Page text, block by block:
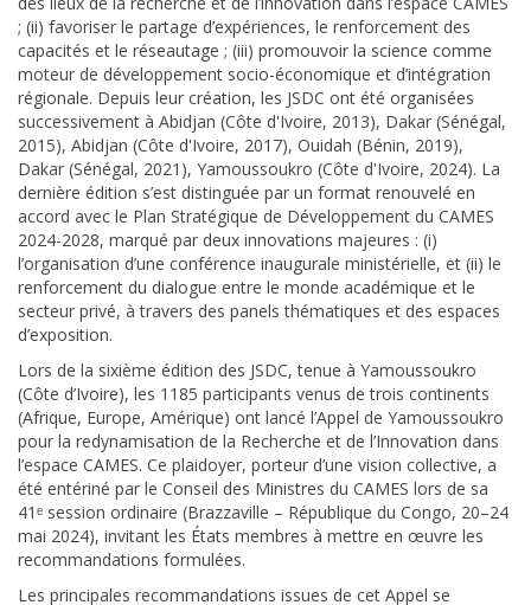
; (ii) favoriser le partage d’expériences, le renforcement des
capacités et le réseautage ; (iii) promouvoir la science comme
moteur de développement socio-économique et d’intégration
régionale. Depuis leur création, les JSDC ont été organisées
successivement à Abidjan (Côte d'Ivoire, 2013), Dakar (Sénégal,
2015), Abidjan (Côte d'Ivoire, 2017), Ouidah (Bénin, 2019),
Dakar (Sénégal, 2021), Yamoussoukro (Côte d'Ivoire, 2024). La
dernière édition s’est distinguée par un format renouvelé en
accord avec le Plan Stratégique de Développement du CAMES
2024-2028, marqué par deux innovations majeures : (i)
l’organisation d’une conférence inaugurale ministérielle, et (ii) le
renforcement du dialogue entre le monde académique et le
secteur privé, à travers des panels thématiques et des espaces
d’exposition.
Lors de la sixième édition des JSDC, tenue à Yamoussoukro
(Côte d’Ivoire), les 1185 participants venus de trois continents
(Afrique, Europe, Amérique) ont lancé l’Appel de Yamoussoukro
pour la redynamisation de la Recherche et de l’Innovation dans
l’espace CAMES. Ce plaidoyer, porteur d’une vision collective, a
été entériné par le Conseil des Ministres du CAMES lors de sa
41ᵉ session ordinaire (Brazzaville – République du Congo, 20–24
mai 2024), invitant les États membres à mettre en œuvre les
recommandations formulées.
Les principales recommandations issues de cet Appel se